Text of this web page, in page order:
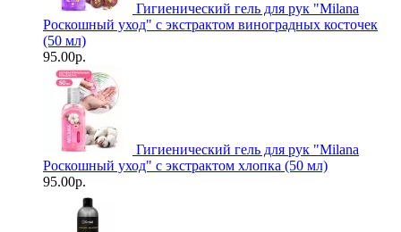
Гигиенический гель для рук "Milanа
Роскошный уход" с экстрактом виноградных косточек
(50 мл)
95.00р.
Гигиенический гель для рук "Milanа
Роскошный уход" с экстрактом хлопка (50 мл)
95.00р.